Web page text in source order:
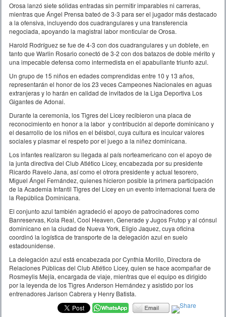
Orosa lanzó siete sólidas entradas sin permitir imparables ni carreras,
mientras que Ángel Prensa bateó de 3-3 para ser el jugador más destacado
a la ofensiva, incluyendo dos cuadrangulares y una transferencia
negociada, apoyando la magistral labor monticular de Orosa.
Harold Rodríguez se fue de 4-3 con dos cuadrangulares y un doblete, en
tanto que Warlin Rosario conectó de 3-2 con dos batazos de doble mérito y
una impecable defensa como intermedista en el apabullante triunfo azul.
Un grupo de 15 niños en edades comprendidas entre 10 y 13 años,
representarán el honor de los 23 veces Campeones Nacionales en aguas
extranjeras y lo harán en calidad de invitados de la Liga Deportiva Los
Gigantes de Adonai.
Durante la ceremonia, los Tigres del Licey recibieron una placa de
reconocimiento en honor a la labor y contribución al deporte dominicano y
el desarrollo de los niños en el béisbol, cuya cultura es inculcar valores
sociales y plasmar el respeto por el juego a la niñez dominicana.
Los infantes realizaron su llegada al país norteamericano con el apoyo de
la junta directiva del Club Atlético Licey, encabezada por su presidente
Ricardo Ravelo Jana, así como el otrora presidente y actual tesorero,
Miguel Ángel Fernández, quienes hicieron posible la primera participación
de la Academia Infantil Tigres del Licey en un evento internacional fuera de
la República Dominicana.
El conjunto azul también agradeció el apoyo de patrocinadores como
Banreservas, Kola Real, Cool Heaven, Generade y Jugos Frutop y al cónsul
dominicano en la ciudad de Nueva York, Eligio Jaquez, cuya oficina
coordinó la logística de transporte de la delegación azul en suelo
estadounidense.
La delegación azul está encabezada por Cynthia Morillo, Directora de
Relaciones Públicas del Club Atlético Licey, quien se hace acompañar de
Rosmeylis Mejía, encargada de viaje, mientras que el equipo es dirigido
por la leyenda de los Tigres Anderson Hernández y asistido por los
entrenadores Jarison Cabrera y Henry Batista.